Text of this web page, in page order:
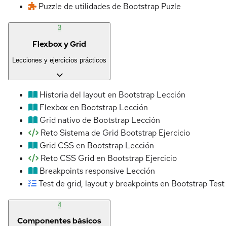
Puzzle de utilidades de Bootstrap Puzle
3
Flexbox y Grid
Lecciones y ejercicios prácticos
Historia del layout en Bootstrap Lección
Flexbox en Bootstrap Lección
Grid nativo de Bootstrap Lección
Reto Sistema de Grid Bootstrap Ejercicio
Grid CSS en Bootstrap Lección
Reto CSS Grid en Bootstrap Ejercicio
Breakpoints responsive Lección
Test de grid, layout y breakpoints en BootstrapTest
4
Componentes básicos